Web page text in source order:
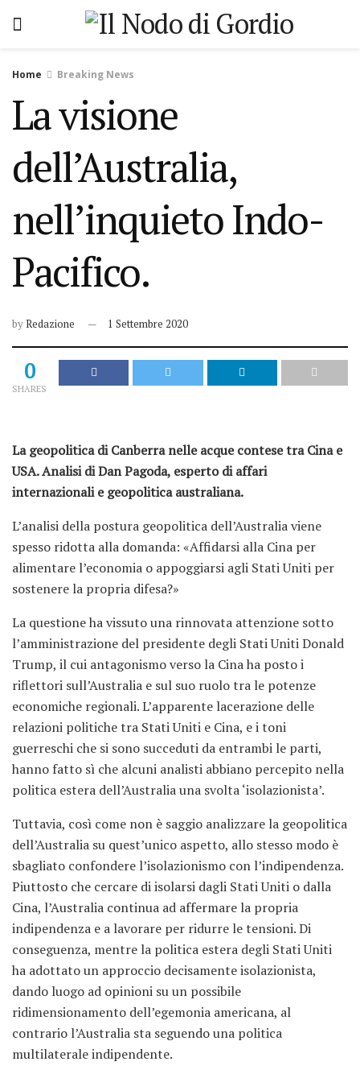
Home Breaking News
La visione
dell’Australia,
nell’inquieto Indo-
Pacifico.
byRedazione 1 Settembre 2020
0
SHARES
La geopolitica di Canberra nelle acque contese tra Cina e
USA. Analisi di Dan Pagoda, esperto di affari
internazionali e geopolitica australiana.
L’analisi della postura geopolitica dell’Australia viene
spesso ridotta alla domanda: «Affidarsi alla Cina per
alimentare l’economia o appoggiarsi agli Stati Uniti per
sostenere la propria difesa?»
La questione ha vissuto una rinnovata attenzione sotto
l’amministrazione del presidente degli Stati Uniti Donald
Trump, il cui antagonismo verso la Cina ha posto i
riflettori sull’Australia e sul suo ruolo tra le potenze
economiche regionali. L’apparente lacerazione delle
relazioni politiche tra Stati Uniti e Cina, e i toni
guerreschi che si sono succeduti da entrambi le parti,
hanno fatto sì che alcuni analisti abbiano percepito nella
politica estera dell’Australia una svolta ‘isolazionista’.
Tuttavia, così come non è saggio analizzare la geopolitica
dell’Australia su quest’unico aspetto, allo stesso modo è
sbagliato confondere l’isolazionismo con l’indipendenza.
Piuttosto che cercare di isolarsi dagli Stati Uniti o dalla
Cina, l’Australia continua ad affermare la propria
indipendenza e a lavorare per ridurre le tensioni. Di
conseguenza, mentre la politica estera degli Stati Uniti
ha adottato un approccio decisamente isolazionista,
dando luogo ad opinioni su un possibile
ridimensionamento dell’egemonia americana, al
contrario l’Australia sta seguendo una politica
multilaterale indipendente.